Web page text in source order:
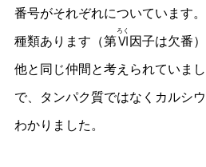
番号がそれぞれについていま
種類あります（第Ⅵ
ろく
因子は欠番
他と同じ仲間と考えられていま
で、タンパク質ではなくカルシ
わかりました。